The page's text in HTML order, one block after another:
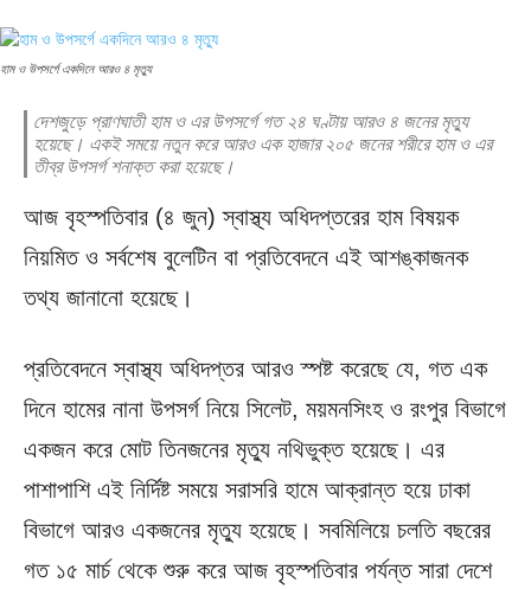
হাম ও উপসর্গে একদিনে আরও ৪ মৃত্যু
দেশজুড়ে প্রাণঘাতী হাম ও এর উপসর্গে গত ২৪ ঘণ্টায় আরও ৪ জনের মৃত্যু
হয়েছে। একই সময়ে নতুন করে আরও এক হাজার ২০৫ জনের শরীরে হাম ও এর
তীব্র উপসর্গ শনাক্ত করা হয়েছে।
আজ বৃহস্পতিবার (৪ জুন) স্বাস্থ্য অধিদপ্তরের হাম বিষয়ক
নিয়মিত ও সর্বশেষ বুলেটিন বা প্রতিবেদনে এই আশঙ্কাজনক
তথ্য জানানো হয়েছে।
প্রতিবেদনে স্বাস্থ্য অধিদপ্তর আরও স্পষ্ট করেছে যে, গত এক
দিনে হামের নানা উপসর্গ নিয়ে সিলেট, ময়মনসিংহ ও রংপুর বিভাগে
একজন করে মোট তিনজনের মৃত্যু নথিভুক্ত হয়েছে। এর
পাশাপাশি এই নির্দিষ্ট সময়ে সরাসরি হামে আক্রান্ত হয়ে ঢাকা
বিভাগে আরও একজনের মৃত্যু হয়েছে। সবমিলিয়ে চলতি বছরের
গত ১৫ মার্চ থেকে শুরু করে আজ বৃহস্পতিবার পর্যন্ত সারা দেশে